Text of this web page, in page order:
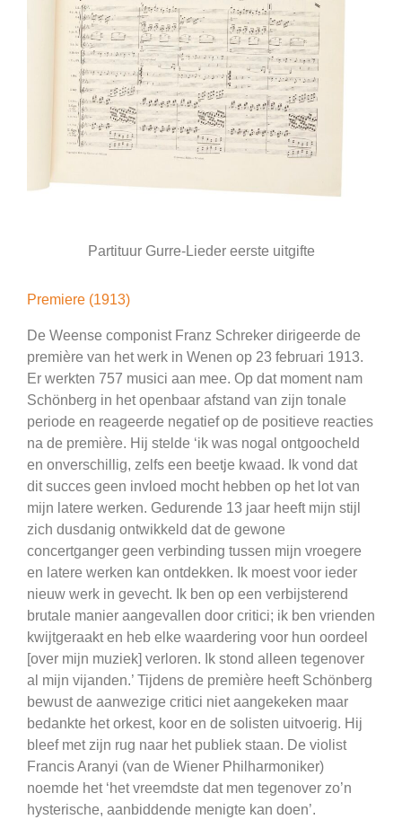
Partituur Gurre-Lieder eerste uitgifte
Premiere (1913)
De Weense componist Franz Schreker dirigeerde de
première van het werk in Wenen op 23 februari 1913.
Er werkten 757 musici aan mee. Op dat moment nam
Schönberg in het openbaar afstand van zijn tonale
periode en reageerde negatief op de positieve reacties
na de première. Hij stelde ‘ik was nogal ontgoocheld
en onverschillig, zelfs een beetje kwaad. Ik vond dat
dit succes geen invloed mocht hebben op het lot van
mijn latere werken. Gedurende 13 jaar heeft mijn stijl
zich dusdanig ontwikkeld dat de gewone
concertganger geen verbinding tussen mijn vroegere
en latere werken kan ontdekken. Ik moest voor ieder
nieuw werk in gevecht. Ik ben op een verbijsterend
brutale manier aangevallen door critici; ik ben vrienden
kwijtgeraakt en heb elke waardering voor hun oordeel
[over mijn muziek] verloren. Ik stond alleen tegenover
al mijn vijanden.’ Tijdens de première heeft Schönberg
bewust de aanwezige critici niet aangekeken maar
bedankte het orkest, koor en de solisten uitvoerig. Hij
bleef met zijn rug naar het publiek staan. De violist
Francis Aranyi (van de Wiener Philharmoniker)
noemde het ‘het vreemdste dat men tegenover zo’n
hysterische, aanbiddende menigte kan doen’.